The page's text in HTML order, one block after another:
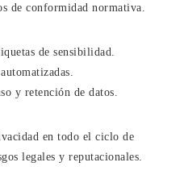
de conformidad normativa.
de sensibilidad.
y retención de datos.
en todo el ciclo de
legales y reputacionales.